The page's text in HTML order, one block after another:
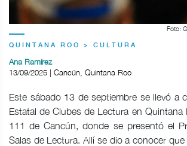
Foto:
QUINTANA ROO > CULTURA
Ana Ramírez
13/09/2025 | Cancún, Quintana Roo
Este sábado 13 de septiembre se llevó a
Estatal de Clubes de Lectura en Quintana
111 de Cancún, donde se presentó el
Salas de Lectura. Allí se dio a conocer